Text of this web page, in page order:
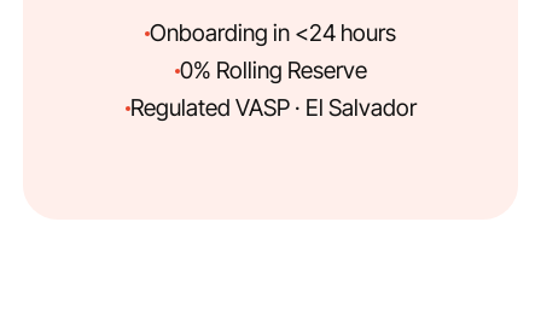
Onboarding in <24 hours
0% Rolling Reserve
Regulated VASP · El Salvador